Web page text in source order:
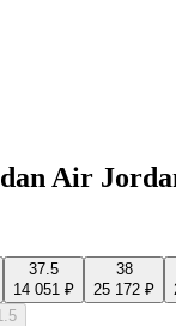
Air
37.5
14 051 ₽
38
25 172 ₽